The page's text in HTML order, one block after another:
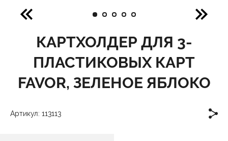
КАРТХОЛДЕР ДЛЯ 3-
ПЛАСТИКОВЫХ КАРТ
FAVOR, ЗЕЛЕНОЕ ЯБЛОКО
Артикул: 113113